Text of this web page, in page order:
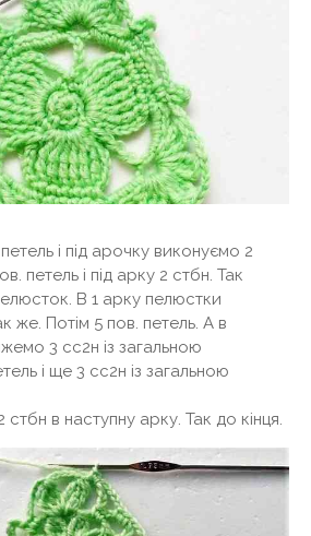
і під арочку виконуємо 2
петель і під арку 2 стбн. Так
В 1 арку пелюстки
же. Потім 5 пов. петель. А в
3 сс2н із загальною
і ще 3 сс2н із загальною
стбн в наступну арку. Так до кінця.